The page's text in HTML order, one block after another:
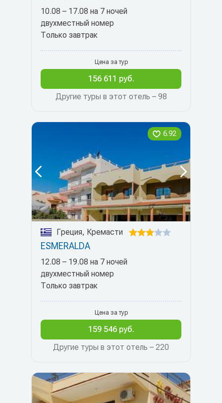
10.08 – 17.08 на 7 ночей
двухместный номер
Только завтрак
Другие туры в этот отель – 98
Цена за тур
156 611 руб.
6.92
Греция, Кремасти
ESMERALDA
12.08 – 19.08 на 7 ночей
двухместный номер
Только завтрак
Другие туры в этот отель – 220
Цена за тур
159 546 руб.